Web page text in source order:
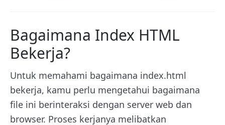
Bagaimana Index HTML
Bekerja?
Untuk memahami bagaimana index.html
bekerja, kamu perlu mengetahui bagaimana
file ini berinteraksi dengan server web dan
browser. Proses kerjanya melibatkan